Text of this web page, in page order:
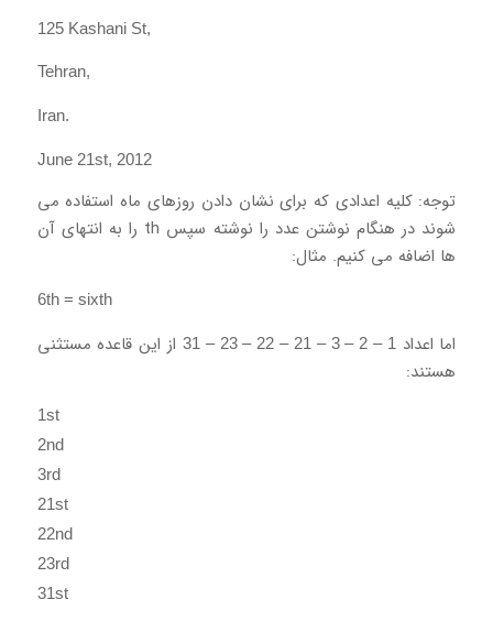
125 Kashani St,
Tehran,
Iran.
June 21st, 2012
توجه: کلیه اعدادی که برای نشان دادن روزهای ماه استفاده می
شوند در هنگام نوشتن عدد را نوشته سپس th را به انتهای آن
ها اضافه می کنیم. مثال:
6th = sixth
اما اعداد1 – 2 – 3 – 21 – 22 – 23 – 31
از این قاعده مستثنی
هستند:
1st
2nd
3rd
21st
22nd
23rd
31st